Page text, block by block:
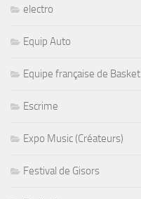
electro
Equip Auto
Equipe française de Basket
Escrime
Expo Music (Créateurs)
Festival de Gisors